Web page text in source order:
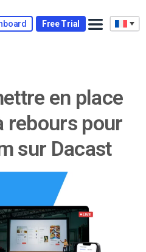
Free Trial
en place
rebours pour
sur Dacast